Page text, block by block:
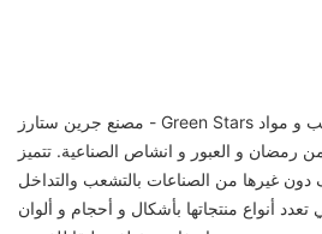
مصنع جرين ستارز - Green Stars من افضل مصانع السلوتيب و مواد
رمضان و العبور و انشاص الصناعية. تتميز
دون غيرها من الصناعات بالتشعب والتداخل
أنواع منتجاتها بأشكال و أحجام و ألوان